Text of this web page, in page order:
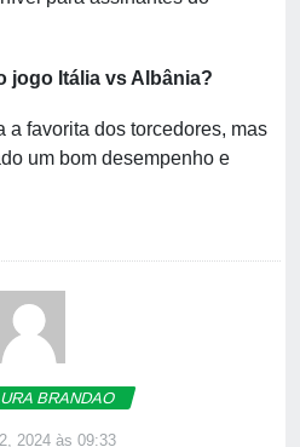
jogo Itália vs Albânia?
a favorita dos torcedores, mas
um bom desempenho e
BRANDAO
2024 às 09:33